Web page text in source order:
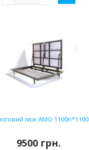
люк АМО 1100п*1100
9500 грн.